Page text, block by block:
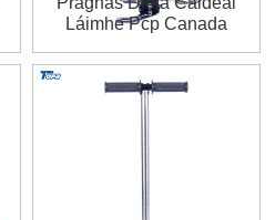
Láimhe Pcp Canada